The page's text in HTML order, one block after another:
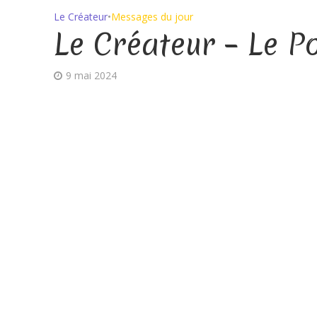
Le Créateur•Messages du jour
Le Créateur – Le
9 mai 2024